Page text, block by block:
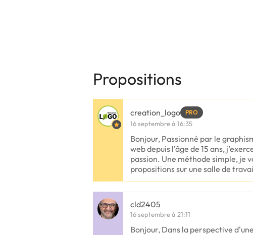
Propositions
creation_logo PRO
16 septembre à 16:35
Bonjour, Passionné par le
web depuis l’âge de 15 ans,
passion. Une méthode simple, je
propositions sur une salle de travai
cld2405
16 septembre à 21:11
Bonjour, Dans la perspective